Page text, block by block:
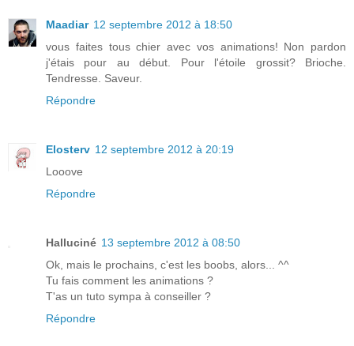
Maadiar 12 septembre 2012 à 18:50
vous faites tous chier avec vos animations! Non pardon
j'étais pour au début. Pour l'étoile grossit? Brioche.
Tendresse. Saveur.
Répondre
Elosterv 12 septembre 2012 à 20:19
Looove
Répondre
Halluciné 13 septembre 2012 à 08:50
Ok, mais le prochains, c'est les boobs, alors... ^^
Tu fais comment les animations ?
T'as un tuto sympa à conseiller ?
Répondre